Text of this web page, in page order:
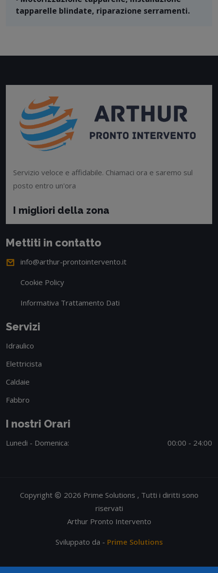
tapparelle blindate, riparazione serramenti.
Servizio veloce e affidabile. Chiamaci ora e saremo sul
posto entro un'ora
I migliori della zona
Mettiti in contatto
info@arthur-prontointervento.it
Cookie Policy
Informativa Trattamento Dati
Servizi
Idraulico
Elettricista
Caldaie
Fabbro
I nostri Orari
Lunedi - Domenica: 00:00 - 24:00
Copyright
2026 Prime Solutions , Tutti i diritti sono
riservati
Arthur Pronto Intervento
Sviluppato da - Prime Solutions